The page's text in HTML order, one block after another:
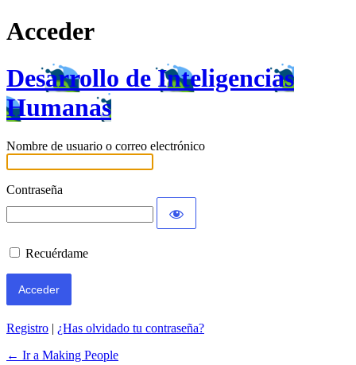
Acceder
Desarrollo de Inteligencias
Humanas
Nombre de usuario o correo electrónico
Contraseña
Recuérdame
Registro | ¿Has olvidado tu contraseña?
← Ir a Making People